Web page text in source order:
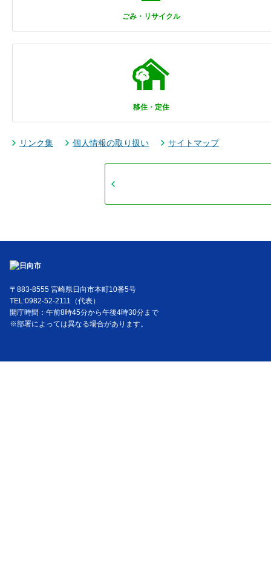
ごみ・リサイクル
移住・定住
リンク集 個人情報の取り扱い サイトマップ
〒883-8555 宮崎県日向市本町10番5号
TEL:0982-52-2111（代表）
開庁時間：午前8時45分から午後4時30分まで
※部署によっては異なる場合があります。